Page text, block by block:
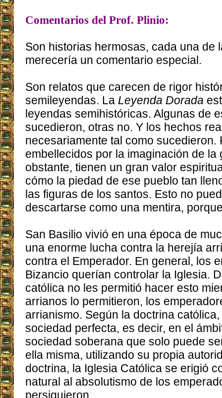
Comentarios del Prof. Plinio:
Son historias hermosas, cada una de
merecería un comentario especial.
Son relatos que carecen de rigor
semileyendas. La Leyenda Dorada
leyendas semihistóricas. Algunas de
sucedieron, otras no. Y los hechos
necesariamente tal como sucedieron.
embellecidos por la imaginación de la
obstante, tienen un gran valor
cómo la piedad de ese pueblo tan
las figuras de los santos. Esto no
descartarse como una mentira,
San Basilio vivió en una época de
una enorme lucha contra la herejía
contra el Emperador. En general, los
Bizancio querían controlar la Iglesia.
católica no les permitió hacer esto
arrianos lo permitieron, los
arrianismo. Según la doctrina
sociedad perfecta, es decir, en el
sociedad soberana que solo puede
ella misma, utilizando su propia
doctrina, la Iglesia Católica se erigió
natural al absolutismo de los
persiguieron.